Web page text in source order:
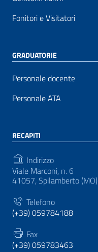
Fonitori e Visitatori
GRADUATORIE
Personale docente
Personale ATA
RECAPITI
Indirizzo
Viale Marconi, n. 6
41057, Spilamberto (MO)
Telefono
(+39) 059784188
Fax
(+39) 059783463